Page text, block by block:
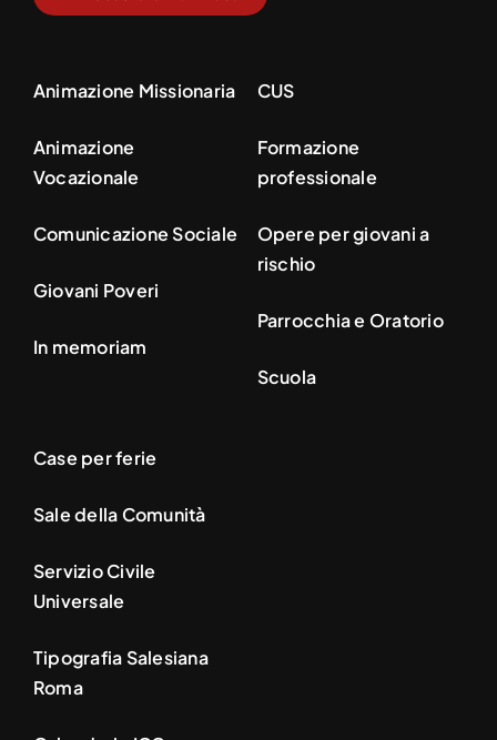
Animazione Missionaria
Animazione
Vocazionale
Comunicazione Sociale
Giovani Poveri
In memoriam
CUS
Formazione
professionale
Opere per giovani a
rischio
Parrocchia e Oratorio
Scuola
Case per ferie
Sale della Comunità
Servizio Civile
Universale
Tipografia Salesiana
Roma